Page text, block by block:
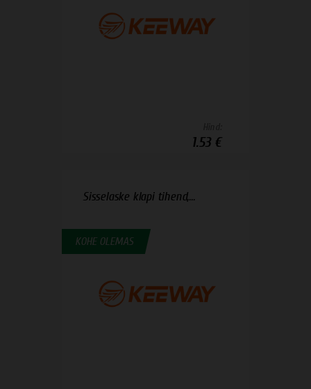
1.53 €
Sisselaske klapi tihend,...
KOHE OLEMAS